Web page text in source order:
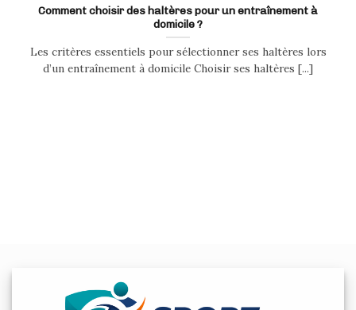
Comment choisir des haltères pour un entraînement à
domicile ?
Les critères essentiels pour sélectionner ses haltères lors
d’un entraînement à domicile Choisir ses haltères [...]